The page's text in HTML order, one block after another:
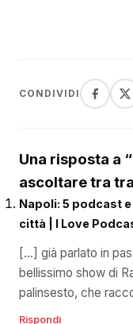
CONDIVIDI
Una risposta a
ascoltare tra
Napoli: 5 podcast
città | I Love
[…] già parlato in
bellissimo show di
palinsesto, che
Rispondi